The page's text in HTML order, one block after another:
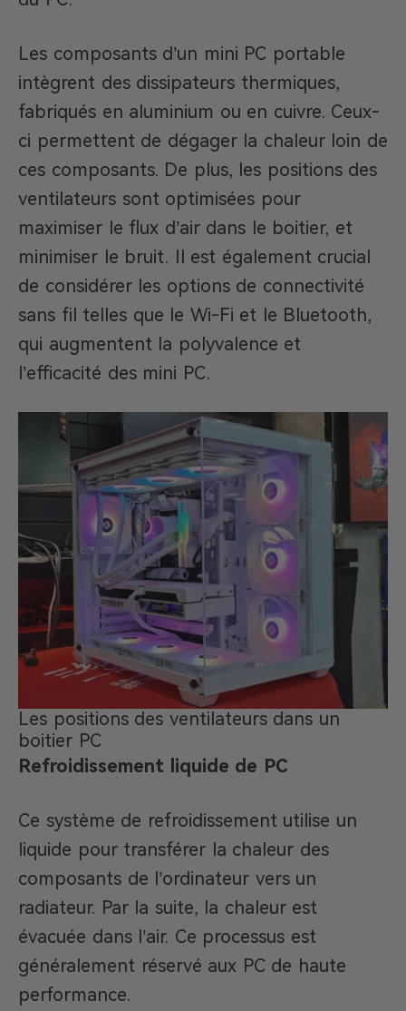
Les composants d’un mini PC portable
intègrent des dissipateurs thermiques,
fabriqués en aluminium ou en cuivre. Ceux-
ci permettent de dégager la chaleur loin de
ces composants. De plus, les positions des
ventilateurs sont optimisées pour
maximiser le flux d’air dans le boitier, et
minimiser le bruit. Il est également crucial
de considérer les options de connectivité
sans fil telles que le Wi-Fi et le Bluetooth,
qui augmentent la polyvalence et
l’efficacité des mini PC.
Les positions des ventilateurs dans un
boitier PC
Refroidissement liquide de PC
Ce système de refroidissement utilise un
liquide pour transférer la chaleur des
composants de l’ordinateur vers un
radiateur. Par la suite, la chaleur est
évacuée dans l’air. Ce processus est
généralement réservé aux PC de haute
performance.